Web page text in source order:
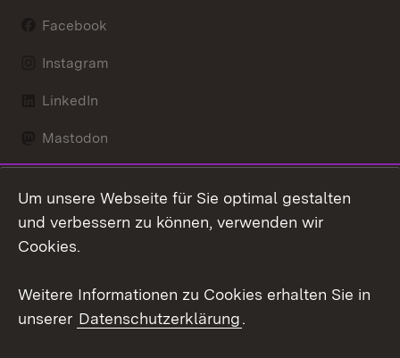
Facebook
Instagram
LinkedIn
Mastodon
X / Twitter
Youtube
Kontakt
Datenschutz
Um unsere Webseite für Sie optimal gestalten
und verbessern zu können, verwenden wir
Cookies.
Weitere Informationen zu Cookies erhalten Sie in
unserer Datenschutzerklärung.